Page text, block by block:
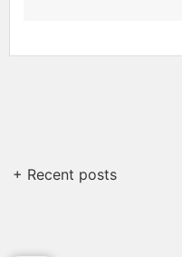
+ Recent posts